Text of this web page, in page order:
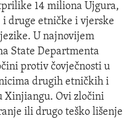
14 miliona Ujgura,
druge etničke i vjerske
U najnovijem
State Departmenta
protiv čovječnosti u
drugih etničkih i
Xinjiangu. Ovi zločini
ili drugo teško lišenje